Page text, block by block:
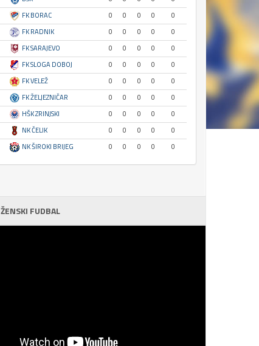
FK BORAC 0 0 0 0
0
FK RADNIK 0 0 0 0
0
FK SARAJEVO 0 0 0 0
0
FK SLOGA DOBOJ 0 0 0 0
0
FK VELEŽ 0 0 0 0
0
FK ŽELJEZNIČAR 0 0 0 0
0
HŠK ZRINJSKI 0 0 0 0
0
NK ČELIK 0 0 0 0
0
NK ŠIROKI BRIJEG 0 0 0 0 0
ŽENSKI FUDBAL